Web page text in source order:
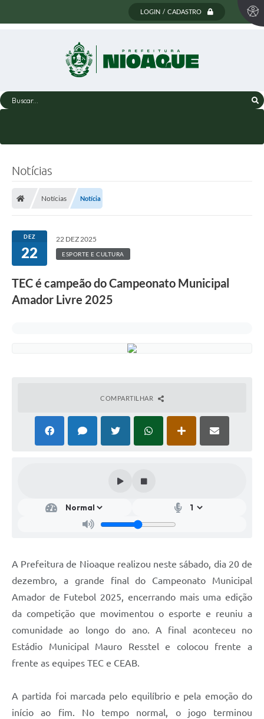
LOGIN / CADASTRO
Buscar...
Notícias
Notícias Notícia
DEZ
22
22 DEZ 2025
ESPORTE E CULTURA
TEC é campeão do Campeonato Municipal
Amador Livre 2025
COMPARTILHAR
A Prefeitura de Nioaque realizou neste sábado, dia 20 de
dezembro, a grande final do Campeonato Municipal
Amador de Futebol 2025, encerrando mais uma edição
da competição que movimentou o esporte e reuniu a
comunidade ao longo do ano. A final aconteceu no
Estádio Municipal Mauro Resstel e colocou frente a
frente as equipes TEC e CEAB.
A partida foi marcada pelo equilíbrio e pela emoção do
início ao fim. No tempo normal, o jogo terminou